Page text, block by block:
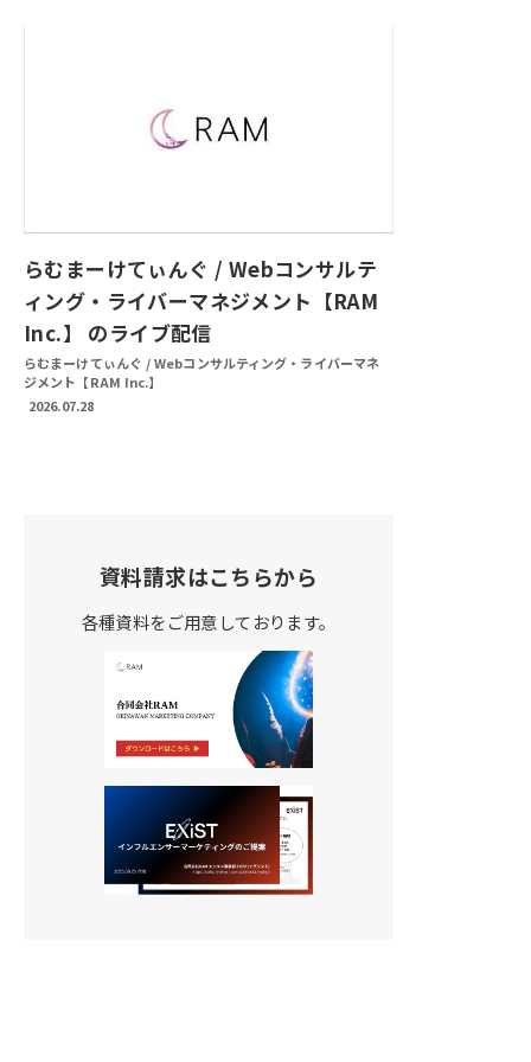
らむまーけてぃんぐ / Webコンサルテ
ィング・ライバーマネジメント【RAM
Inc.】 のライブ配信
らむまーけてぃんぐ / Webコンサルティング・ライバーマネ
ジメント【RAM Inc.】
2026.07.28
資料請求はこちらから
各種資料をご用意しております。